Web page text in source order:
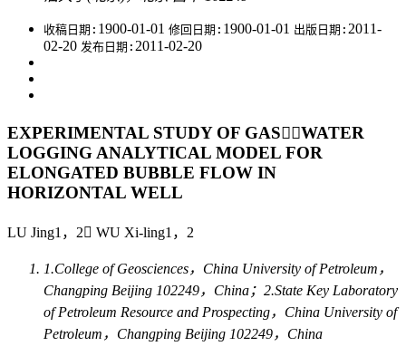
收稿日期: 1900-01-01 修回日期: 1900-01-01 出版日期: 2011-
02-20 发布日期: 2011-02-20
EXPERIMENTAL STUDY OF GASWATER
LOGGING ANALYTICAL MODEL FOR
ELONGATED BUBBLE FLOW IN
HORIZONTAL WELL
LU Jing1，2 WU Xi-ling1，2
1.College of Geosciences，China University of Petroleum，
Changping Beijing 102249，China；2.State Key Laboratory
of Petroleum Resource and Prospecting，China University of
Petroleum，Changping Beijing 102249，China